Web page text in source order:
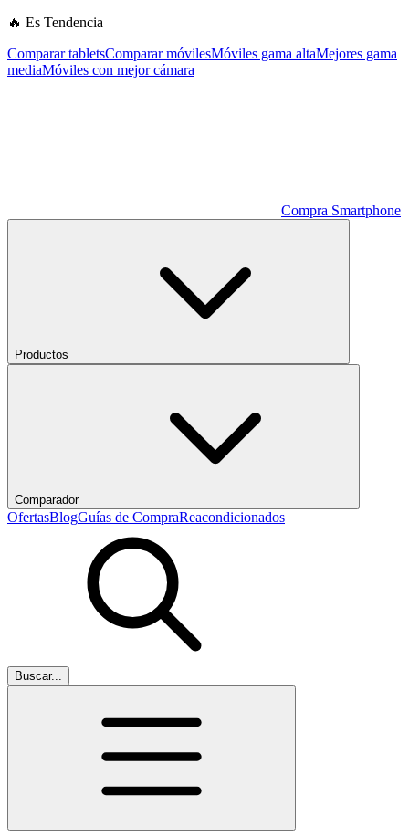
🔥 Es Tendencia
Comparar tabletsComparar móvilesMóviles gama altaMejores gama
mediaMóviles con mejor cámara
Compra Smartphone
Productos
Comparador
OfertasBlogGuías de CompraReacondicionados
Buscar...